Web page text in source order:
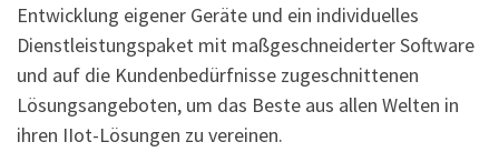
Entwicklung eigener Geräte und ein individuelles
Dienstleistungspaket mit maßgeschneiderter Software
und auf die Kundenbedürfnisse zugeschnittenen
Lösungsangeboten, um das Beste aus allen Welten in
ihren IIot-Lösungen zu vereinen.